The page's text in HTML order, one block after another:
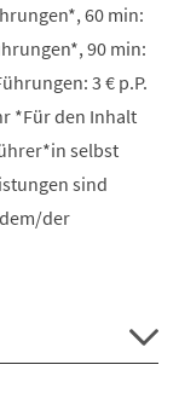
60 min:
90 min:
3 € p.P.
*Für den Inhalt
selbst
sind
der